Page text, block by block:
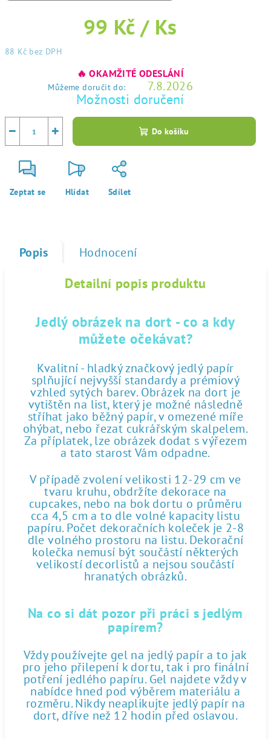
99 Kč / Ks
88 Kč bez DPH
🔥 OKAMŽITÉ ODESLÁNÍ
Můžeme doručit do: 7.8.2026
Možnosti doručení
+
− Do košíku
Zeptat se Hlídat Sdílet
Popis Hodnocení
Detailní popis produktu
Jedlý obrázek na dort - co a kdy
můžete očekávat?
Kvalitní - hladký značkový jedlý papír
splňující nejvyšší standardy a prémiový
vzhled sytých barev. Obrázek na dort je
vytištěn na list, který je možné následně
stříhat jako běžný papír, v omezené míře
ohýbat, nebo řezat cukrářským skalpelem.
Za příplatek, lze obrázek dodat s výřezem
a tato starost Vám odpadne.
V případě zvolení velikosti 12-29 cm ve
tvaru kruhu, obdržíte dekorace na
cupcakes, nebo na bok dortu o průměru
cca 4,5 cm a to dle volné kapacity listu
papíru. Počet dekoračních koleček je 2-8
dle volného prostoru na listu. Dekorační
kolečka nemusí být součástí některých
velikostí decorlistů a nejsou součástí
hranatých obrázků.
Na co si dát pozor při práci s jedlým
papírem?
Vždy používejte gel na jedlý papír a to jak
pro jeho přilepení k dortu, tak i pro finální
potření jedlého papíru. Gel najdete vždy v
nabídce hned pod výběrem materiálu a
rozměru. Nikdy neaplikujte jedlý papír na
dort, dříve než 12 hodin před oslavou.